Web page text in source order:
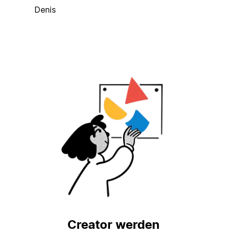
Denis
Creator werden